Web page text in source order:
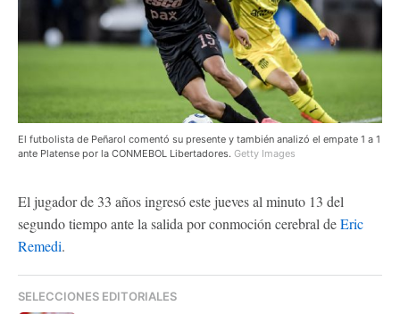
El futbolista de Peñarol comentó su presente y también analizó el empate 1 a 1
ante Platense por la CONMEBOL Libertadores. Getty Images
El jugador de 33 años ingresó este jueves al minuto 13 del
segundo tiempo ante la salida por conmoción cerebral deEric
Remedi.
SELECCIONES EDITORIALES